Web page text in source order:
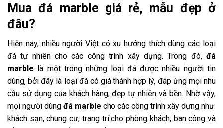
Mua đá marble giá rẻ, mẫu đẹp ở
đâu?
Hiện nay, nhiều người Việt có xu hướng thích dùng các loại
đá tự nhiên cho các công trình xây dựng. Trong đó, đá
marble là một trong những loại đá được nhiều người tin
dùng, bởi đây là loại đá có giá thành hợp lý, đáp ứng mọi nhu
cầu sử dụng của khách hàng, đẹp tự nhiên và bền. Nhờ vậy,
mọi người dùng đá marble cho các công trình xây dựng như:
khách sạn, chung cư, trang trí cho phòng khách, ban công và